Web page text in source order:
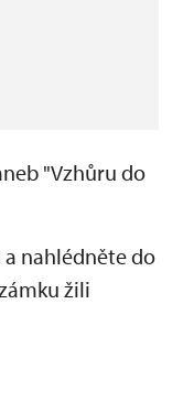
"Vzhůru do
nahlédněte do
žili